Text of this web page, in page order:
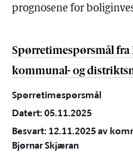
prognosene for
Spørretimespørsmål
kommunal- og
Spørretimespørsmål
Datert: 05.11.2025
Besvart: 12.11.2025 av
Bjørnar Skjæran